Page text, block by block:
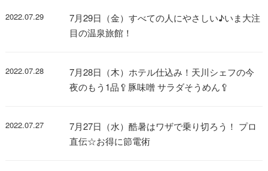
2022.07.29
7月29日（金）すべての人にやさしい♪いま大注
目の温泉旅館！
2022.07.28
7月28日（木）ホテル仕込み！天川シェフの今
夜のもう1品🥄豚味噌 サラダそうめん🥄
2022.07.27
7月27日（水）酷暑はワザで乗り切ろう！ プロ
直伝☆お得に節電術